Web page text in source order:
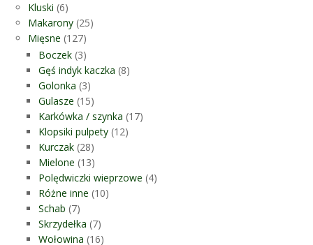
Kluski (6)
Makarony (25)
Mięsne (127)
Boczek (3)
Gęś indyk kaczka (8)
Golonka (3)
Gulasze (15)
Karkówka / szynka (17)
Klopsiki pulpety (12)
Kurczak (28)
Mielone (13)
Polędwiczki wieprzowe (4)
Różne inne (10)
Schab (7)
Skrzydełka (7)
Wołowina (16)